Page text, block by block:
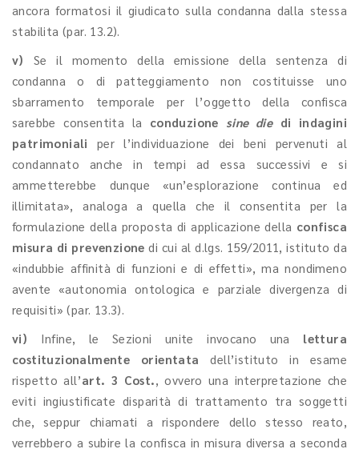
ancora formatosi il giudicato sulla condanna dalla stessa
stabilita (par. 13.2).
v) Se il momento della emissione della sentenza di
condanna o di patteggiamento non costituisse uno
sbarramento temporale per l’oggetto della confisca
sarebbe consentita la conduzione sine diedi indagini
patrimoniali per l’individuazione dei beni pervenuti al
condannato anche in tempi ad essa successivi e si
ammetterebbe dunque «un’esplorazione continua ed
illimitata», analoga a quella che il consentita per la
formulazione della proposta di applicazione della confisca
misura di prevenzione di cui al d.lgs. 159/2011, istituto da
«indubbie affinità di funzioni e di effetti», ma nondimeno
avente «autonomia ontologica e parziale divergenza di
requisiti» (par. 13.3).
vi) Infine, le Sezioni unite invocano una lettura
costituzionalmente orientata dell’istituto in esame
rispetto all’art. 3 Cost., ovvero una interpretazione che
eviti ingiustificate disparità di trattamento tra soggetti
che, seppur chiamati a rispondere dello stesso reato,
verrebbero a subire la confisca in misura diversa a seconda